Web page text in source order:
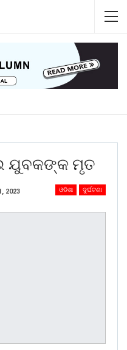
ଯୁବକଙ୍କ ମୃତ
ଓଡିଶା ଦୁର୍ଘଟଣା
2023